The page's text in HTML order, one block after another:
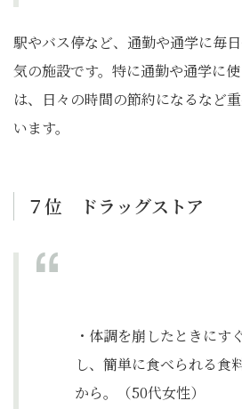
駅やバス停など、通勤や通学に毎
気の施設です。特に通勤や通学に
は、日々の時間の節約になるなど
います。
７位 ドラッグストア
・体調を崩したときにす
し、簡単に食べられる食
から。（50代女性）